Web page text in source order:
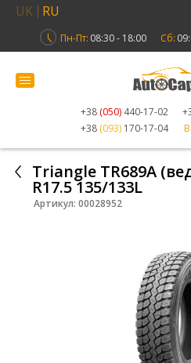
UK RU
Пн-Пт: 08:30 - 18:00 Сб:
+38 (050) 440-17-02
+38 (093) 170-17-04
Triangle TR689A
R17.5 135/133L
Артикул: 00028952